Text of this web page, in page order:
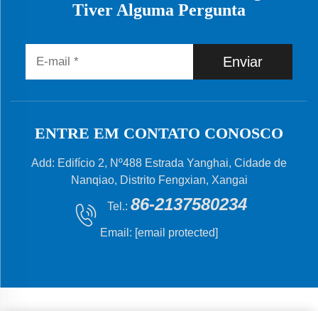
Tiver Alguma Pergunta
Enviar
ENTRE EM CONTATO CONOSCO
Add: Edifício 2, Nº488 Estrada Yanghai, Cidade de
Nanqiao, Distrito Fengxian, Xangai
Tel.: 86-2137580234
Email: [email protected]